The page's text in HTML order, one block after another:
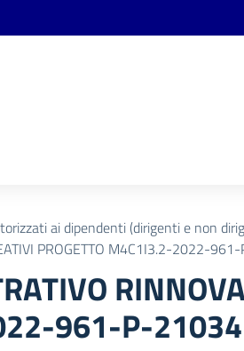
ai dipendenti (dirigenti e non
PROGETTO M4C1I3.2-2022-
961-P-